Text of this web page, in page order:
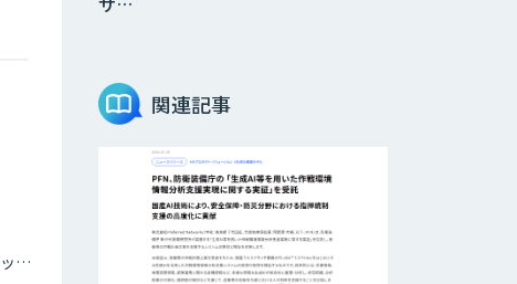
需要予測・ダイナミックプライシング
AIR-NEXUS
Acompany セキ
ュアチャット
関連記事